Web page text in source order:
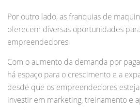
Por outro lado, as franquias de
oferecem diversas oportunidades
empreendedores
Com o aumento da demanda por
há espaço para o crescimento e a
desde que os empreendedores
investir em marketing, treinamento e